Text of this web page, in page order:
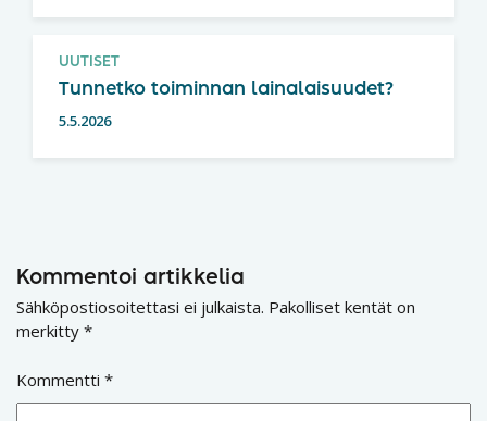
UUTISET
Tunnetko toiminnan lainalaisuudet?
5.5.2026
Kommentoi artikkelia
Sähköpostiosoitettasi ei julkaista. Pakolliset kentät on
merkitty *
Kommentti *